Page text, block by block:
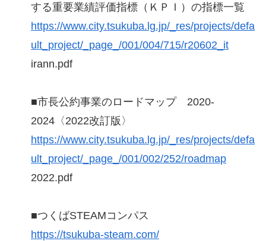
する重要業績評価指標（ＫＰＩ）の指標一覧
https://www.city.tsukuba.lg.jp/_res/projects/defa
ult_project/_page_/001/004/715/r20602_it
irann.pdf
■市長公約事業のロードマップ 2020-
2024〈2022改訂版〉
https://www.city.tsukuba.lg.jp/_res/projects/defa
ult_project/_page_/001/002/252/roadmap
2022.pdf
■つくばSTEAMコンパス
https://tsukuba-steam.com/